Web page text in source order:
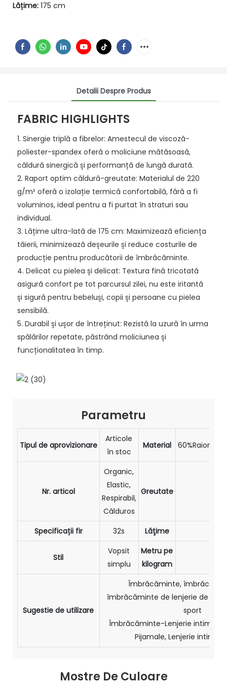
Lățime: 175 cm
Detalii Despre Produs
FABRIC HIGHLIGHTS
1. Sinergie triplă a fibrelor: Amestecul de viscoză-
poliester-spandex oferă o moliciune mătăsoasă,
căldură sinergică și performanță de lungă durată.
2. Raport optim căldură-greutate: Materialul de 220
g/m² oferă o izolație termică confortabilă, fără a fi
voluminos, ideal pentru a fi purtat în straturi sau
individual.
3. Lățime ultra-lată de 175 cm: Maximizează eficiența
tăierii, minimizează deșeurile și reduce costurile de
producție pentru producătorii de îmbrăcăminte.
4. Delicat cu pielea și delicat: Textura fină tricotată
asigură confort pe tot parcursul zilei, nu este iritantă
și sigură pentru bebeluși, copii și persoane cu pielea
sensibilă.
5. Durabil și ușor de întreținut: Rezistă la uzură în urma
spălărilor repetate, păstrând moliciunea și
funcționalitatea în timp.
Parametru
Tipul de aprovizionare
Articole
în stoc
Material
Nr. articol
Organic,
Elastic,
Respirabil,
Călduros
Greutate
Specificații fir 32s Lăţime
Stil
Vopsit
simplu
Metru pe
kilogram
Sugestie de utilizare
Îmbrăcăminte,
îmbrăcăminte de lenjerie de
sport
Îmbrăcăminte-Lenjerie intimă,
Pijamale, Lenjerie intimă
Mostre De Culoare